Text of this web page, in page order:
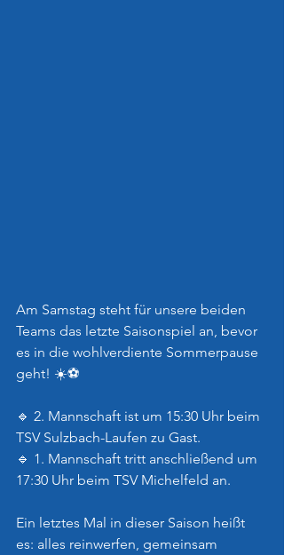
Am Samstag steht für unsere beiden
Teams das letzte Saisonspiel an, bevor
es in die wohlverdiente Sommerpause
geht! ☀️⚽️
🔹 2. Mannschaft ist um 15:30 Uhr beim
TSV Sulzbach-Laufen zu Gast.
🔹 1. Mannschaft tritt anschließend um
17:30 Uhr beim TSV Michelfeld an.
Ein letztes Mal in dieser Saison heißt
es: alles reinwerfen, gemeinsam